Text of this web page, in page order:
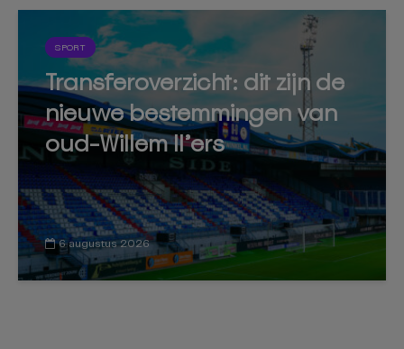
SPORT
Transferoverzicht: dit zijn de
nieuwe bestemmingen van
oud-Willem II’ers
6 augustus 2026